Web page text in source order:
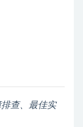
查、最佳实